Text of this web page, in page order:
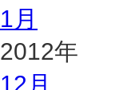
1月
2012年
12月